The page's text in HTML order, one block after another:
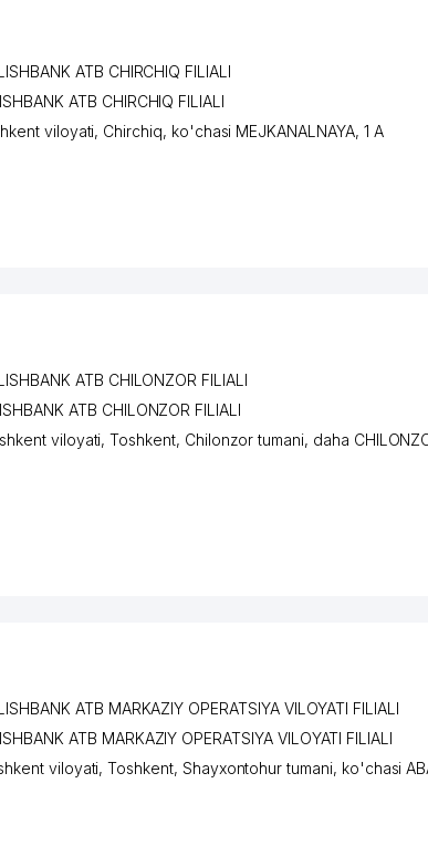
ATB CHIRCHIQ FILIALI
ATB CHIRCHIQ FILIALI
viloyati, Chirchiq, ko'chasi MEJKANALNAYA, 1 A
ATB CHILONZOR FILIALI
ATB CHILONZOR FILIALI
viloyati,Toshkent, Chilonzor tumani, daha
ATB MARKAZIY OPERATSIYA VILOYATI FILIALI
ATB MARKAZIY OPERATSIYA VILOYATI FILIALI
viloyati,Toshkent, Shayxontohur tumani, ko'chasi